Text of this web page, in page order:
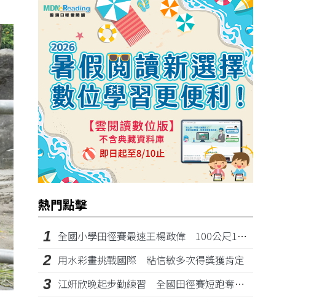
熱門點擊
1 全國小學田徑賽最速王楊政偉 100公尺11秒87奪金
2 用水彩畫挑戰國際 粘信敏多次得獎獲肯定
3 江姸欣晚起步勤練習 全國田徑賽短跑奪金摘銅